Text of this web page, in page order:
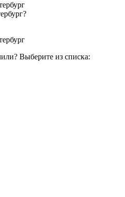
Выберите из списка: